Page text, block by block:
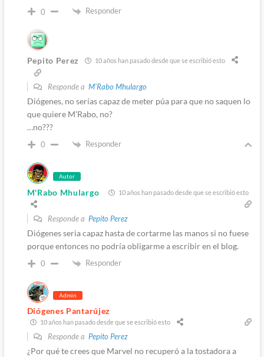
0 Responder
Pepito Perez 10 años han pasado desde que se escribió esto
Responde a M'Rabo Mhulargo
Diógenes, no serías capaz de meter púa para que no saquen lo
que quiere M’Rabo, no?
…no???
0 Responder
Autor
M'Rabo Mhulargo 10 años han pasado desde que se escribió esto
Responde a Pepito Perez
Diógenes seria capaz hasta de cortarme las manos si no fuese
porque entonces no podría obligarme a escribir en el blog.
0 Responder
Admin
Diógenes Pantarújez
10 años han pasado desde que se escribió esto
Responde a Pepito Perez
¿Por qué te crees que Marvel no recuperó a la tostadora a